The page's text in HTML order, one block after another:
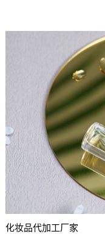
化妆品代加工厂家